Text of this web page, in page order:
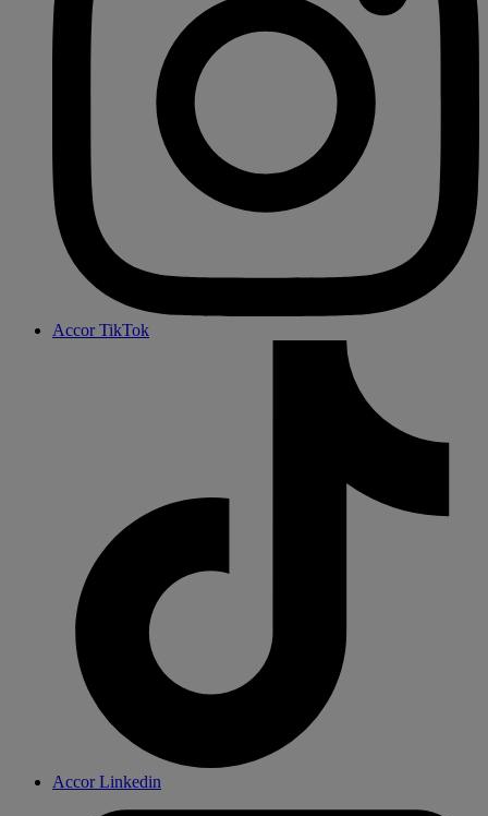
Accor TikTok
Accor Linkedin